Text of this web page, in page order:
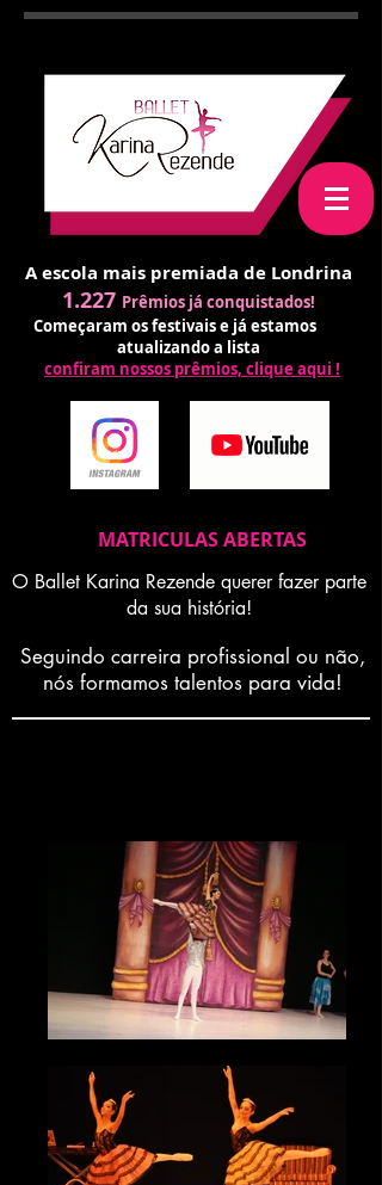
A escola mais premiada de Londrina
1.227 Prêmios já conquistados!
Começaram os festivais e já estamos
atualizando a lista
confiram nossos prêmios, clique aqui !
MATRICULAS ABERTAS
O Ballet Karina Rezende querer fazer parte
da sua história!
Seguindo carreira profissional ou não,
nós formamos talentos para vida!